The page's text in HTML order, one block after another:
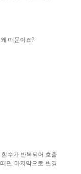
왜 때문이죠?
함수가 반복되어 호출
면 마지막으로 변경